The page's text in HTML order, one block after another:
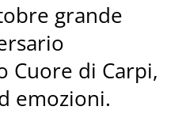
grande
Cuore di Carpi,
emozioni.